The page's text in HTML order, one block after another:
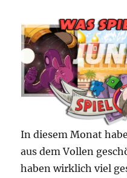
In diesem Monat
aus dem Vollen
haben wirklich viel